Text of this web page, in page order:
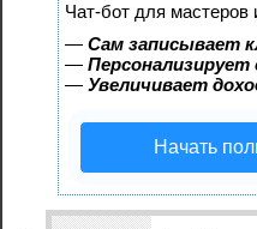
Чат-бот для мастеров
— Сам записывает
—
— Увеличивает
Начать